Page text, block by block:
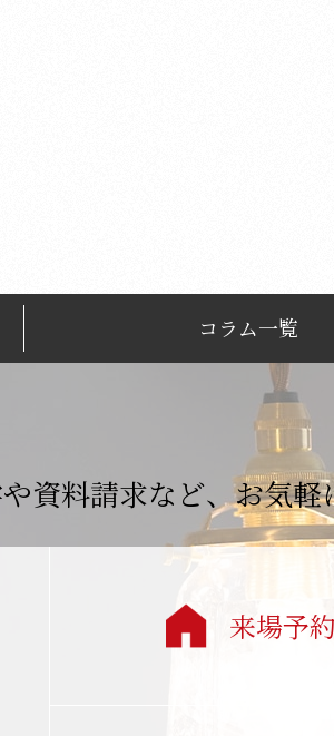
コラム一覧
資料請求など、お気軽
来場予約